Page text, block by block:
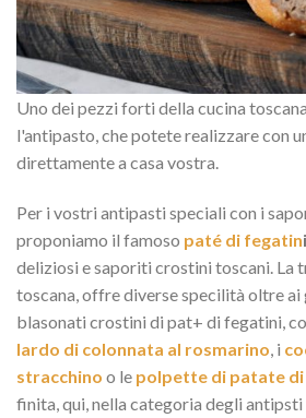
Uno dei pezzi forti della cucina
l'antipasto, che potete realizzare con
direttamente a casa vostra.
Per i vostri antipasti speciali con i
proponiamo il famoso paté di fegatini
deliziosi e saporiti crostini toscani. La
toscana, offre diverse specilità oltre ai
blasonati crostini di pat+ di fegatini,
lardo di colonnata al rosmarino, i
stracchino o le polpette di patate di
finita, qui, nella categoria degli